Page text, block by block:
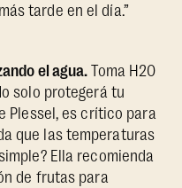
tarde en el día.”
el agua. Toma H20
solo protegerá tu
Plessel, es crítico para
que las temperaturas
Ella recomienda
de frutas para